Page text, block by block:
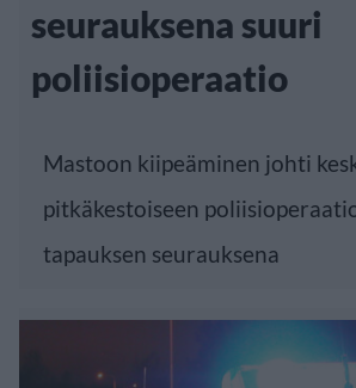
seurauksena suuri
poliisioperaatio
Mastoon kiipeäminen johti
pitkäkestoiseen
tapauksen seurauksena